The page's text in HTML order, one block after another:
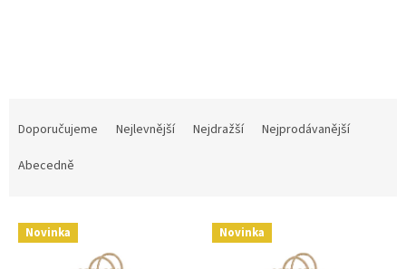
p
Doporučujeme Nejlevnější Nejdražší
Nejprodávanější
Abecedně
V Novinka Novinka